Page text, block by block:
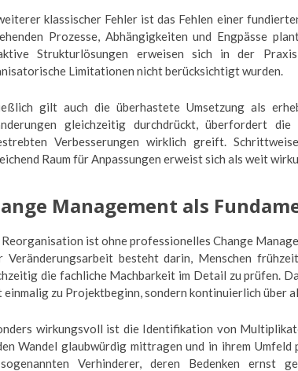
klassischer Fehler ist das Fehlen einer
Prozesse, Abhängigkeiten und Engpässe
Strukturlösungen erweisen sich in der
Limitationen nicht berücksichtigt wurden.
gilt auch die überhastete Umsetzung als
gleichzeitig durchdrückt, überfordert
Verbesserungen wirklich greift.
Raum für Anpassungen erweist sich als weit
Management als
Reorganisation ist ohne professionelles Change
Veränderungsarbeit besteht darin, Menschen
die fachliche Machbarkeit im Detail zu prüfen.
einmalig zu Projektbeginn, sondern kontinuierlich über
wirkungsvoll ist die Identifikation von
Wandel glaubwürdig mittragen und in ihrem
Verhinderer, deren Bedenken ernst